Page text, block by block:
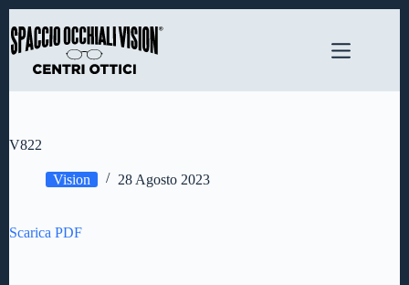
al
contenuto
V822
Vision 28 Agosto 2023
Scarica PDF